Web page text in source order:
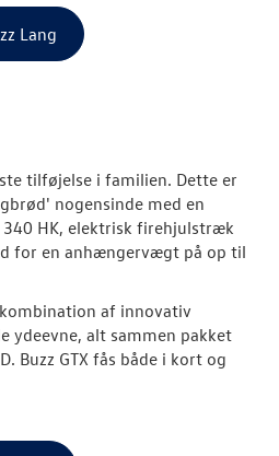
Lang
tilføjelse i familien. Dette er
nogensinde med en
340 HK, elektrisk firehjulstræk
for en anhængervægt på op til
kombination af innovativ
ydeevne, alt sammen pakket
Buzz GTX fås både i kort og